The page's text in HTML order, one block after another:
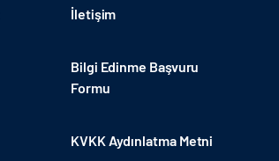
İletişim
Bilgi Edinme Başvuru
Formu
KVKK Aydınlatma Metni